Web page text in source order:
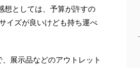
想としては、予算が許すの
イズが良いけども持ち運べ
展示品などのアウトレット